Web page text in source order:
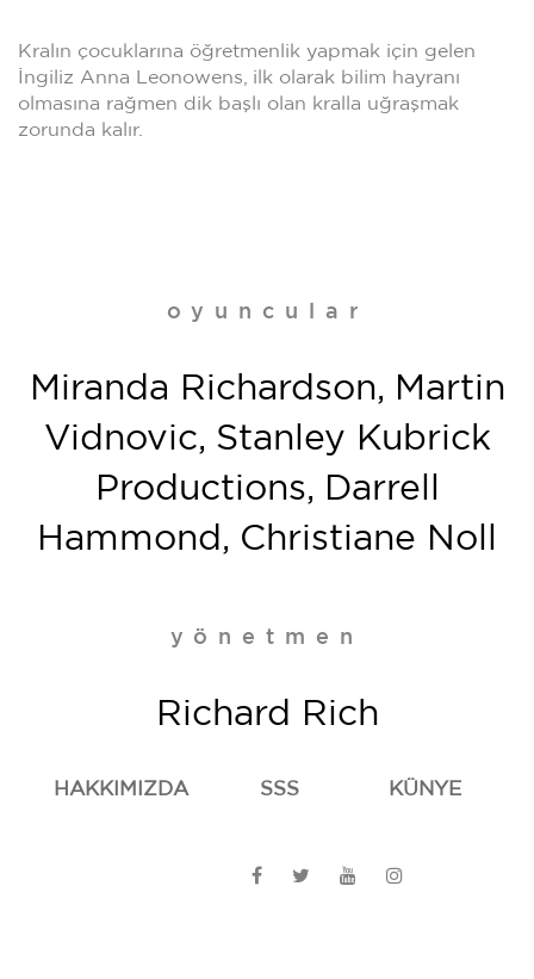
Kralın çocuklarına öğretmenlik yapmak için gelen
İngiliz Anna Leonowens, ilk olarak bilim hayranı
olmasına rağmen dik başlı olan kralla uğraşmak
zorunda kalır.
oyuncular
Miranda Richardson, Martin
Vidnovic, Stanley Kubrick
Productions, Darrell
Hammond, Christiane Noll
yönetmen
Richard Rich
HAKKIMIZDA SSS KÜNYE